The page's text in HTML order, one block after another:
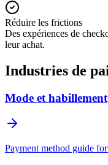
Réduire les frictions
Des expériences de
leur achat.
Industries de
Mode et habillement
Payment method guide